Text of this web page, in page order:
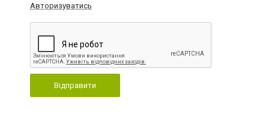
Авторизуватись
Відправити